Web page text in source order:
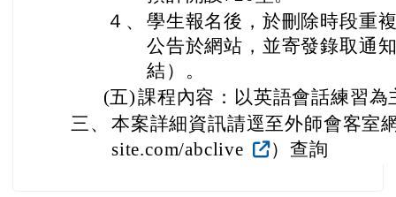
４、 學生報名後，於刪除時段重
公告於網站，並寄發錄取通
結）。
(五)課程內容：以英語會話練習為
三、 本案詳細資訊請逕至外師會客室
site.com/abclive
）查詢